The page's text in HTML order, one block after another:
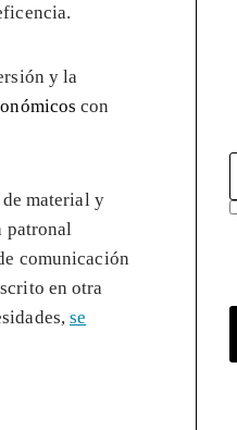
y la
con
material y
patronal
comunicación
en otra
se